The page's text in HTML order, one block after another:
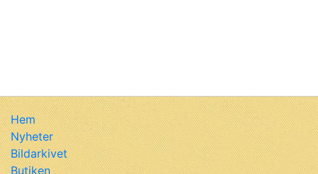
Hem
Nyheter
Bildarkivet
Butiken